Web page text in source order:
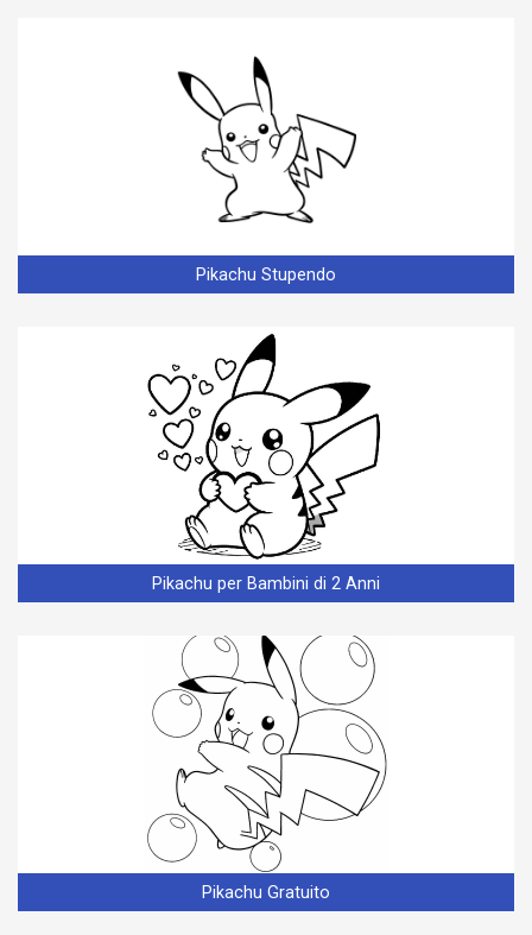
Pikachu Stupendo
Pikachu per Bambini di 2 Anni
Pikachu Gratuito